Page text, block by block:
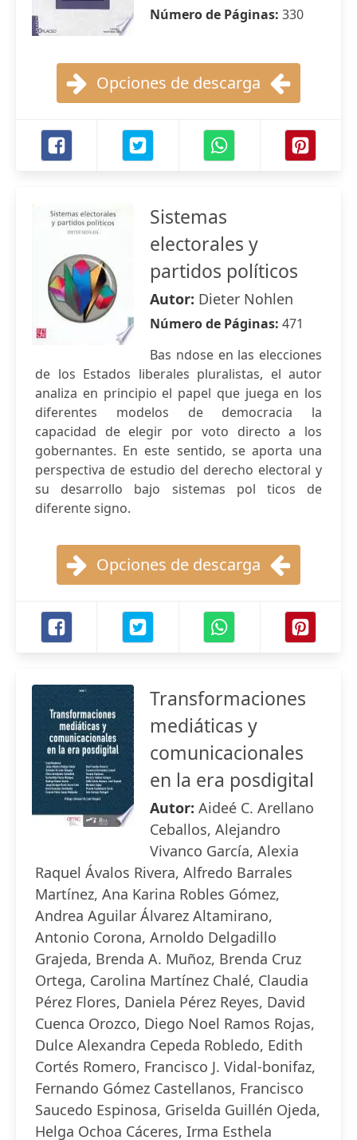
Número de Páginas: 330
Opciones de descarga
Sistemas
electorales y
partidos políticos
Autor: Dieter Nohlen
Número de Páginas: 471
Bas ndose en las elecciones
de los Estados liberales pluralistas, el autor
analiza en principio el papel que juega en los
diferentes modelos de democracia la
capacidad de elegir por voto directo a los
gobernantes. En este sentido, se aporta una
perspectiva de estudio del derecho electoral y
su desarrollo bajo sistemas pol ticos de
diferente signo.
Opciones de descarga
Transformaciones
mediáticas y
comunicacionales
en la era posdigital
Autor: Aideé C. Arellano
Ceballos, Alejandro
Vivanco García, Alexia
Raquel Ávalos Rivera, Alfredo Barrales
Martínez, Ana Karina Robles Gómez,
Andrea Aguilar Álvarez Altamirano,
Antonio Corona, Arnoldo Delgadillo
Grajeda, Brenda A. Muñoz, Brenda Cruz
Ortega, Carolina Martínez Chalé, Claudia
Pérez Flores, Daniela Pérez Reyes, David
Cuenca Orozco, Diego Noel Ramos Rojas,
Dulce Alexandra Cepeda Robledo, Edith
Cortés Romero, Francisco J. Vidal-bonifaz,
Fernando Gómez Castellanos, Francisco
Saucedo Espinosa, Griselda Guillén Ojeda,
Helga Ochoa Cáceres, Irma Esthela